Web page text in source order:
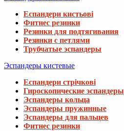
Еспандери кистьові
Фитнес резинки
Резинки для подтягивания
Резинки с петлями
Трубчатые эспандеры
Эспандеры кистевые
Еспандери стрічкові
Гироскопические эспандеры
Эспандеры кольца
Эспандеры пружинные
Эспандеры для пальцев
Фитнес резинки